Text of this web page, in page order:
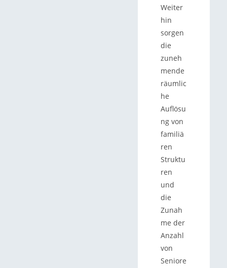
Weiter
hin
sorgen
die
zuneh
mende
räumlic
he
Auflösu
ng von
familiä
ren
Struktu
ren
und
die
Zunah
me der
Anzahl
von
Seniore